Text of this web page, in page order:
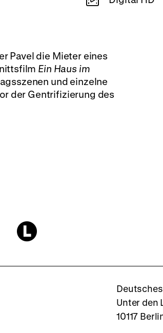
Pavel die Mieter eines
Ein Haus im
und einzelne
der Gentrifizierung des
To
Letterboxd
Unter den
10117